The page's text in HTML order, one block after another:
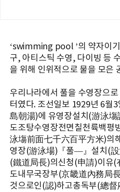
‘swimming pool ’의 약자이
구, 아티스틱 수영, 다이빙 등
을 위해 인위적으로 물을 모은
우리나라에서 풀을 수영장으
터였다. 조선일보 1929년 6월
島朝湯)에 유영장설치(游泳塲
도조탕수영장전면칠천륙백
泳塲前面七千六百平方米)의
영장(游泳場)『풀—』설치(
(鐵道局長)의신청(申請)이유(
도내무국장부(京畿道內務局
것으로인(認)하고총독부(總